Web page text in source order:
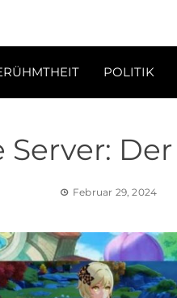
POLITIK
Februar 29, 2024